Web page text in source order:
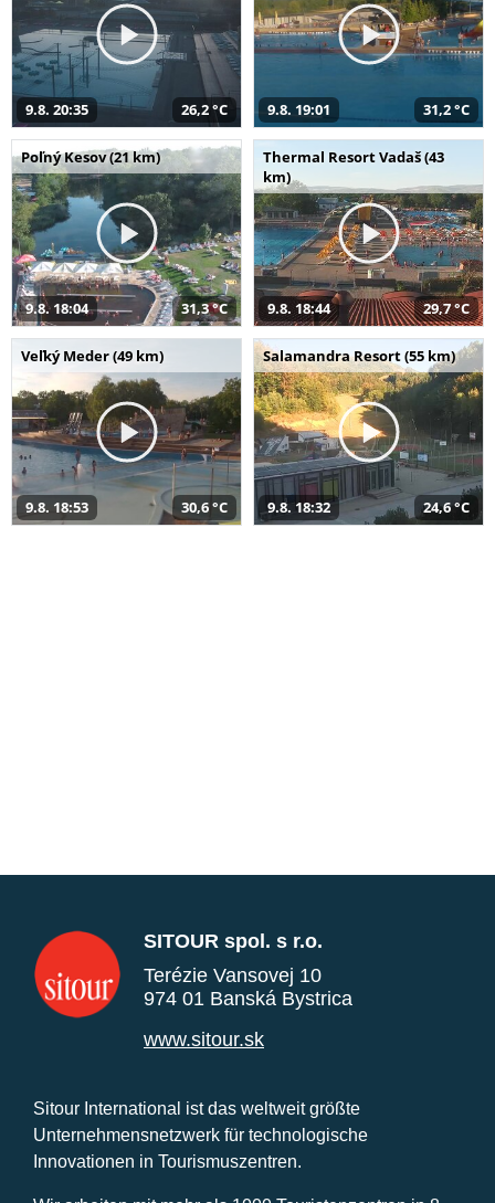
9.8. 20:35 26,2 °C 9.8. 19:01 31,2 °C
Poľný Kesov (21 km)
9.8. 18:04 31,3 °C
Thermal Resort Vadaš (43
km)
9.8. 18:44 29,7 °C
Veľký Meder (49 km)
9.8. 18:53 30,6 °C
Salamandra Resort (55 km)
9.8. 18:32 24,6 °C
SITOUR spol. s r.o.
Terézie Vansovej 10
974 01 Banská Bystrica
www.sitour.sk
Sitour International ist das weltweit größte
Unternehmensnetzwerk für technologische
Innovationen in Tourismuszentren.